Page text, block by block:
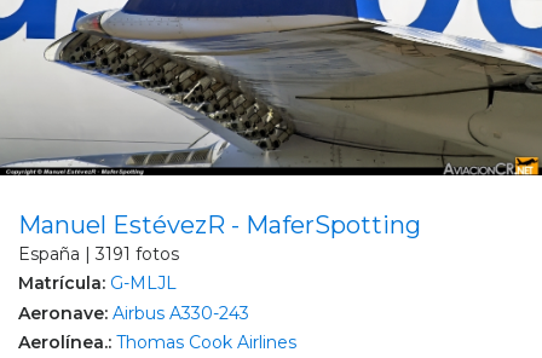
Manuel EstévezR - MaferSpotting
España | 3191 fotos
Matrícula: G-MLJL
Aeronave: Airbus A330-243
Aerolínea.: Thomas Cook Airlines